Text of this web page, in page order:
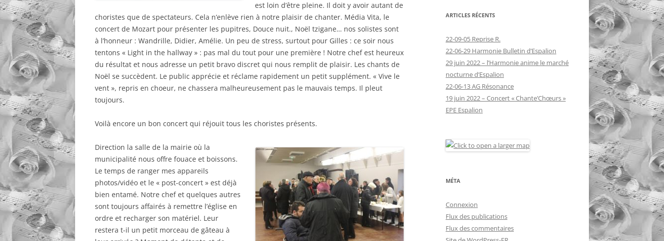
est loin d’être pleine. Il doit y avoir autant de
choristes que de spectateurs. Cela n’enlève rien à notre plaisir de chanter. Média Vita, le
concert de Mozart pour présenter les pupitres, Douce nuit., Noël tzigane… nos solistes sont
à l’honneur : Wandrille, Didier, Amélie. Un peu de stress, surtout pour Gilles : ce soir nous
tentons « Light in the hallway » : pas mal du tout pour une première ! Notre chef est heureux
du résultat et nous adresse un petit bravo discret qui nous remplit de plaisir. Les chants de
Noël se succèdent. Le public apprécie et réclame rapidement un petit supplément. « Vive le
vent », repris en choeur, ne chassera malheureusement pas le mauvais temps. Il pleut
toujours.
Voilà encore un bon concert qui réjouit tous les choristes présents.
Direction la salle de la mairie où la
municipalité nous offre fouace et boissons.
Le temps de ranger mes appareils
photos/vidéo et le « post-concert » est déjà
bien entamé. Notre chef et quelques autres
sont toujours affairés à remettre l’église en
ordre et recharger son matériel. Leur
restera t-il un petit morceau de gâteau à
ARTICLES RÉCENTS
22-09-05 Reprise R.
22-06-29 Harmonie Bulletin d’Espalion
29 juin 2022 – l’Harmonie anime le marché
nocturne d’Espalion
22-06-13 AG Résonance
19 juin 2022 – Concert « Chante’Chœurs »
EPE Espalion
MÉTA
Connexion
Flux des publications
Flux des commentaires